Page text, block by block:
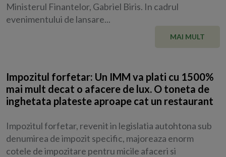
Ministerul Finantelor, Gabriel Biris. In cadrul
evenimentului de lansare...
MAI MULT
Impozitul forfetar: Un IMM va plati cu 1500%
mai mult decat o afacere de lux. O toneta de
inghetata plateste aproape cat un restaurant
Impozitul forfetar, revenit in legislatia autohtona sub
denumirea de impozit specific, majoreaza enorm
cotele de impozitare pentru micile afaceri si